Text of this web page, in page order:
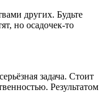
других. Будьте
но осадочек-то
задача. Стоит
Результатом